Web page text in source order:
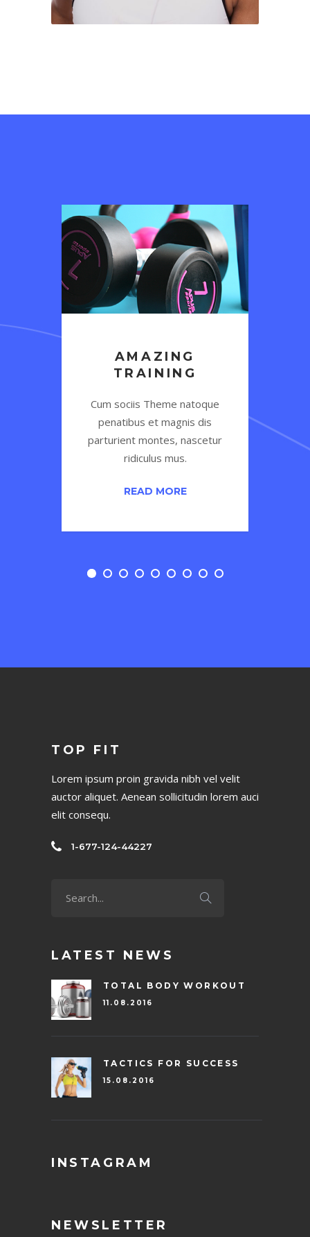
AMAZING
TRAINING
Cum sociis Theme natoque
penatibus et magnis dis
parturient montes, nascetur
ridiculus mus.
READ MORE
1 2 3 4 5 6 7 8 9
TOP FIT
Lorem ipsum proin gravida nibh vel velit
auctor aliquet. Aenean sollicitudin lorem auci
elit consequ.
1-677-124-44227
LATEST NEWS
TOTAL BODY WORKOUT
11.08.2016
TACTICS FOR SUCCESS
15.08.2016
INSTAGRAM
NEWSLETTER